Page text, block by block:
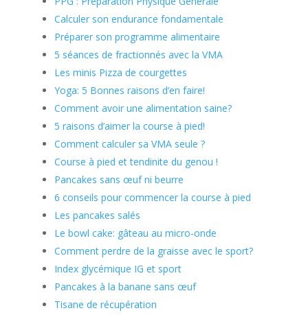
Calculer son endurance fondamentale
Préparer son programme alimentaire
5 séances de fractionnés avec la VMA
Les minis Pizza de courgettes
Yoga: 5 Bonnes raisons d’en faire!
Comment avoir une alimentation saine?
5 raisons d’aimer la course à pied!
Comment calculer sa VMA seule ?
Course à pied et tendinite du genou !
Pancakes sans œuf ni beurre
6 conseils pour commencer la course à pied
Les pancakes salés
Le bowl cake: gâteau au micro-onde
Comment perdre de la graisse avec le sport?
Index glycémique IG et sport
Pancakes à la banane sans œuf
Tisane de récupération